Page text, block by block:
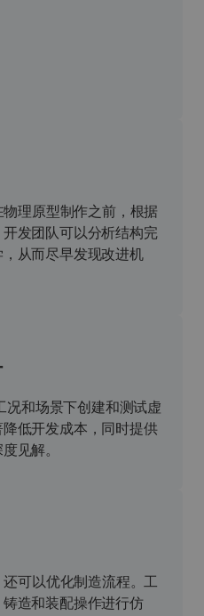
物理原型制作之前，根据
发团队可以分析结构完
从而尽早发现改进机
况和场景下创建和测试虚
低开发成本，同时提供
见解。
可以优化制造流程。工
造和装配操作进行仿